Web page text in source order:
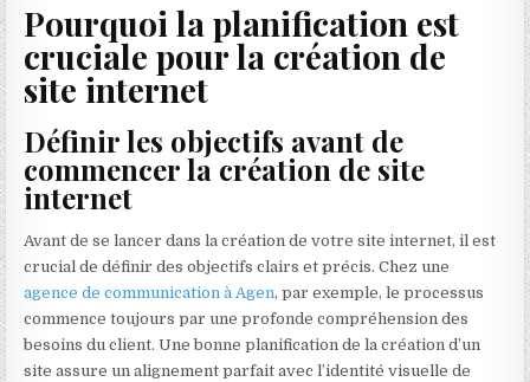
Pourquoi la planification est
cruciale pour la création de
site internet
Définir les objectifs avant de
commencer la création de site
internet
Avant de se lancer dans la création de votre site internet, il est
crucial de définir des objectifs clairs et précis. Chez une
agence de communication à Agen, par exemple, le processus
commence toujours par une profonde compréhension des
besoins du client. Une bonne planification de la création d’un
site assure un alignement parfait avec l’identité visuelle de